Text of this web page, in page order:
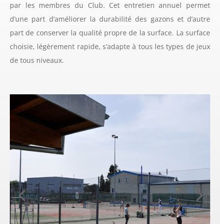
par les membres du Club. Cet entretien annuel permet
d’une part d’améliorer la durabilité des gazons et d’autre
part de conserver la qualité propre de la surface. La surface
choisie, légèrement rapide, s’adapte à tous les types de jeux
de tous niveaux.